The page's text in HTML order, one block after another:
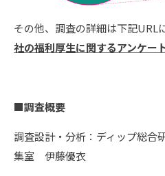
その他、調査の詳細は下記URL
社の福利厚生に関するアンケー
■調査概要
調査設計・分析：ディップ総
集室 伊藤優衣